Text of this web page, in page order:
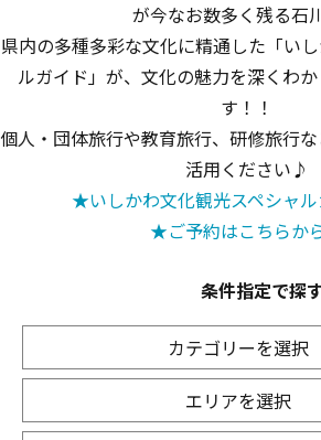
が今なお数多く残る石
県内の多種多彩な文化に精通した「い
ルガイド」が、文化の魅力を深くわ
す！！
個人・団体旅行や教育旅行、研修旅行
活用ください♪
★いしかわ文化観光スペシャル
★ご予約はこちらか
条件指定で探
カテゴリーを選択
エリアを選択